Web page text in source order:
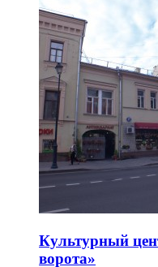
Культурный
ворота»